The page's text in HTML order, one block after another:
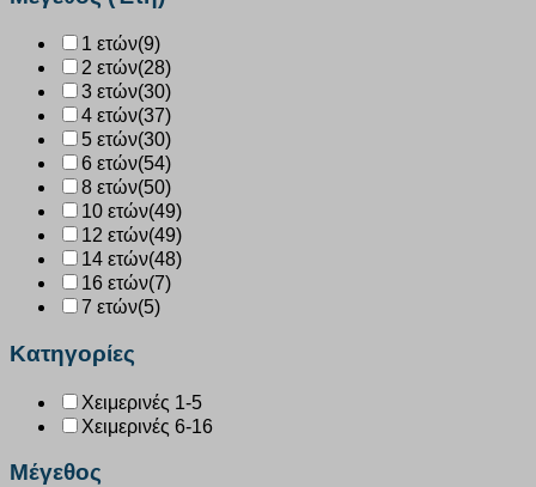
1 ετών(9)
2 ετών(28)
3 ετών(30)
4 ετών(37)
5 ετών(30)
6 ετών(54)
8 ετών(50)
10 ετών(49)
12 ετών(49)
14 ετών(48)
16 ετών(7)
7 ετών(5)
Κατηγορίες
Χειμερινές 1-5
Χειμερινές 6-16
Μέγεθος